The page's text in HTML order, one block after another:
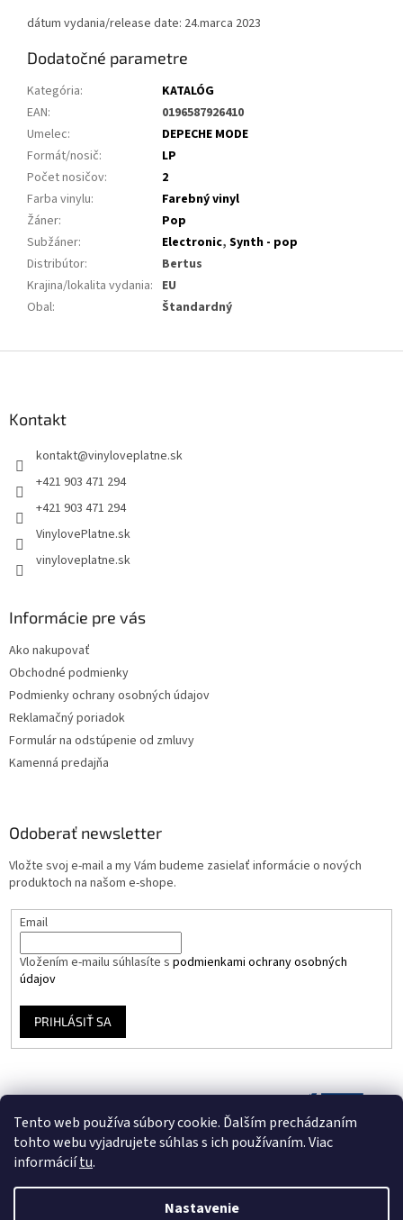
Tento web používa súbory cookie. Ďalším prechádzaním
tohto webu vyjadrujete súhlas s ich používaním. Viac
informáciítu.
Nastavenie
dátum vydania/release date: 24.marca 2023
Dodatočné parametre
Kategória:
KATALÓG
EAN:
0196587926410
Umelec:
DEPECHE MODE
Formát/nosič:
LP
Počet nosičov:
2
Farba vinylu:
Farebný vinyl
Žáner:
Pop
Subžáner: Electronic, Synth - pop
Distribútor:
Bertus
Krajina/lokalita vydania: EU
Obal: Štandardný
Kontakt
kontakt@vinyloveplatne.sk
+421 903 471 294
+421 903 471 294
VinylovePlatne.sk
vinyloveplatne.sk
Informácie pre vás
Ako nakupovať
Obchodné podmienky
Podmienky ochrany osobných údajov
Reklamačný poriadok
Formulár na odstúpenie od zmluvy
Kamenná predajňa
Odoberať newsletter
Vložte svoj e-mail a my Vám budeme zasielať informácie o nových
produktoch na našom e-shope.
Email
Vložením e-mailu súhlasíte s podmienkami ochrany osobných
údajov
PRIHLÁSIŤ SA
Vytvoril Shoptet